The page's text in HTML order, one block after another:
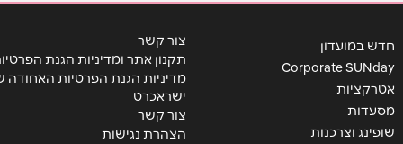
חדש במועדון
Corporate SUNday
אטרקציות
מסעדות
שופינג וצרכנות
צור קשר
תקנון אתר ומדיניות הגנת
מדיניות הגנת הפרטיות האחודה
ישראכרט
צור קשר
הצהרת נגישות